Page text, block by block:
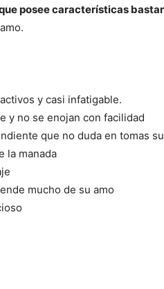
posee características
y casi infatigable.
y no se enojan con facilidad
que no duda en tomas
la manada
mucho de su amo